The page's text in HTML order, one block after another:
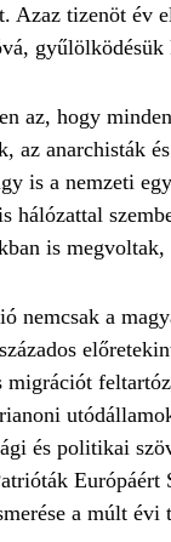
Azaz tizenöt év
gyűlölködésük
az, hogy
anarchisták
is a nemzeti
is
a
és politikai
Európáért
a múlt